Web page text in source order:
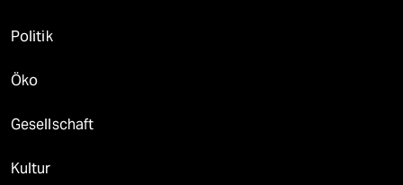
Politik
Öko
Gesellschaft
Kultur